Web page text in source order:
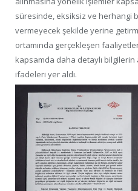
süresinde, eksiksiz ve herhangi
vermeyecek şekilde yerine
ortamında gerçekleşen
kapsamda daha detaylı bilgilerin
ifadeleri yer aldı.